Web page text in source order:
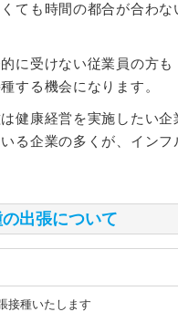
ても時間の都合が合わ
に受けない従業員の方
する機会になります。
健康経営を実施したい
る企業の多くが、イン
出張について
接種いたします